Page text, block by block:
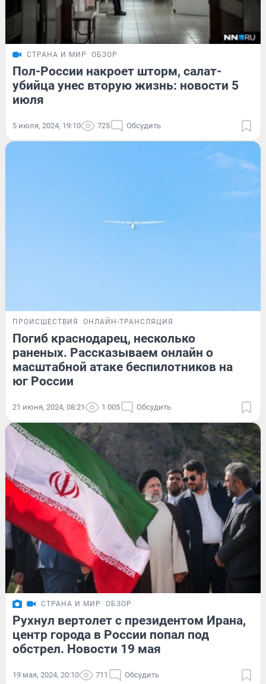
СТРАНА И МИР ОБЗОР
Пол-России накроет шторм, салат-
убийца унес вторую жизнь: новости 5
июля
5 июля, 2024, 19:10 725 Обсудить
ПРОИСШЕСТВИЯ ОНЛАЙН-ТРАНСЛЯЦИЯ
Погиб краснодарец, несколько
раненых. Рассказываем онлайн о
масштабной атаке беспилотников на
юг России
21 июня, 2024, 08:21 1 005 Обсудить
СТРАНА И МИР ОБЗОР
Рухнул вертолет с президентом Ирана,
центр города в России попал под
обстрел. Новости 19 мая
19 мая, 2024, 20:10 711 Обсудить